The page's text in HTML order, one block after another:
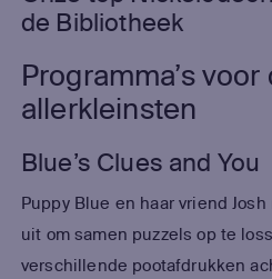
de Bibliotheek
Programma’s voor
allerkleinsten
Blue’s Clues and You
Puppy Blue en haar vriend
uit om samen puzzels op te
verschillende pootafdrukken